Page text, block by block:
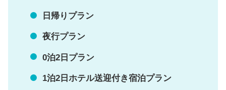
日帰りプラン
夜行プラン
0泊2日プラン
1泊2日ホテル送迎付き宿泊プラン